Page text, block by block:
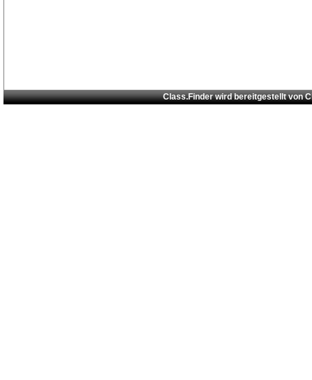
Class.Finder wird bereitgestellt von